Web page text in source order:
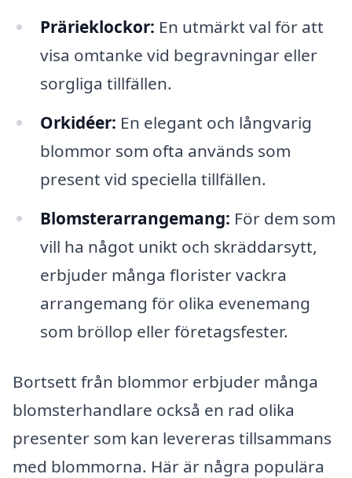
Prärieklockor: En utmärkt val för att
visa omtanke vid begravningar eller
sorgliga tillfällen.
Orkidéer: En elegant och långvarig
blommor som ofta används som
present vid speciella tillfällen.
Blomsterarrangemang: För dem som
vill ha något unikt och skräddarsytt,
erbjuder många florister vackra
arrangemang för olika evenemang
som bröllop eller företagsfester.
Bortsett från blommor erbjuder många
blomsterhandlare också en rad olika
presenter som kan levereras tillsammans
med blommorna. Här är några populära